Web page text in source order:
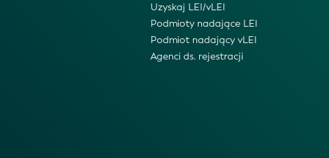
Uzyskaj LEI/vLEI
Podmioty nadające LEI
Podmiot nadający vLEI
Agenci ds. rejestracji